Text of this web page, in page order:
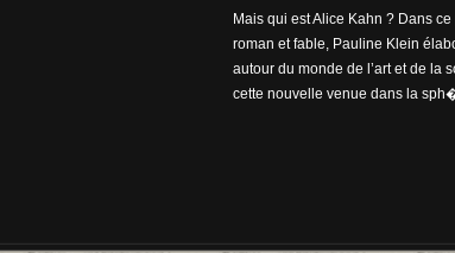
Mais qui est Alice Kahn ? Dans
roman et fable, Pauline Klein
autour du monde de l’art et de la
cette nouvelle venue dans la
Un des derniers de la saison, le
attribué à Linda Lê pour son
La mention a récompensé
premier tome de son "Cycle des